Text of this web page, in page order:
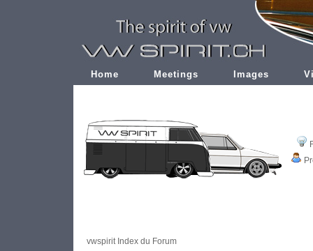
Home Meetings Images
vwspirit Index du Forum